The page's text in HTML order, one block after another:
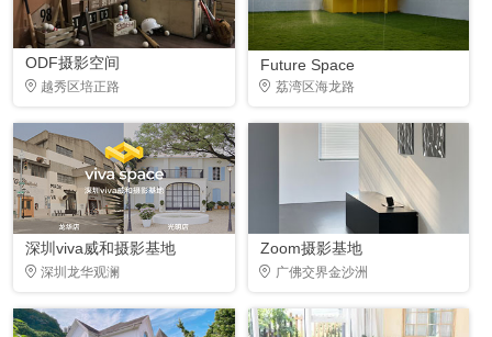
ODF摄影空间
越秀区培正路
Future Space
荔湾区海龙路
深圳viva威和摄影基地
深圳龙华观澜
Zoom摄影基地
广佛交界金沙洲